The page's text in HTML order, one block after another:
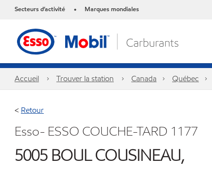
Secteurs d’activité • Marques mondiales
Accueil Trouver la station Canada Québec
< Retour
Esso- ESSO COUCHE-TARD 1177
5005 BOUL COUSINEAU,